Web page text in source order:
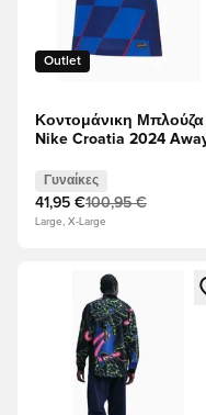
Outlet
Κοντομάνικη Μπλούζα
Nike Croatia 2024
Γυναίκες
41,95 €100,95 €
Large, X-Large
Ανοίγει ένα Modal για